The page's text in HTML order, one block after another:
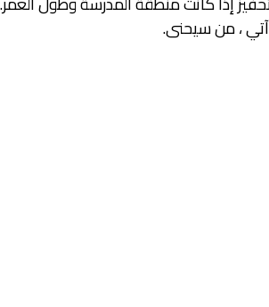
، من سيحنى.